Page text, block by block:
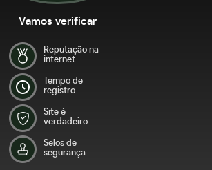
Vamos verificar
Reputação na
internet
Tempo de
registro
Site é
verdadeiro
Selos de
segurança